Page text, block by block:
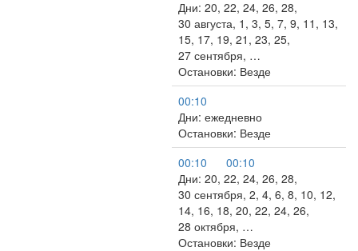
Дни: 20, 22, 24, 26, 28,
30 августа, 1, 3, 5, 7, 9, 11, 13,
15, 17, 19, 21, 23, 25,
27 сентября, …
Остановки: Везде
00:10
Дни: ежедневно
Остановки: Везде
00:10
00:10
Дни: 20, 22, 24, 26, 28,
30 сентября, 2, 4, 6, 8, 10, 12,
14, 16, 18, 20, 22, 24, 26,
28 октября, …
Остановки: Везде